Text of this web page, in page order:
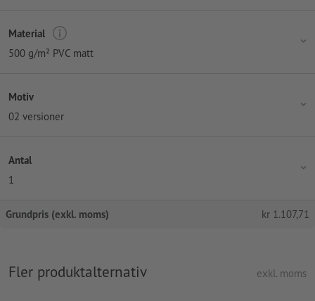
Material
500 g/m² PVC matt
Motiv
02 versioner
Antal
1
Grundpris (exkl. moms) kr 1.107,71
Fler produktalternativ exkl. moms